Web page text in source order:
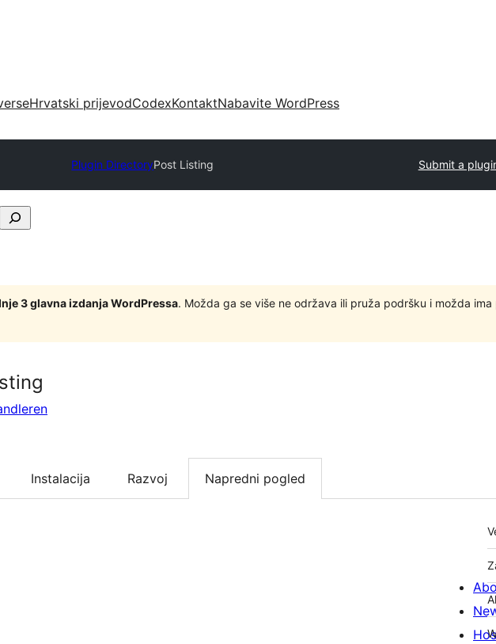
Hrvatski prijevodCodexKontaktNabavite WordPress
Plugin DirectoryPost Listing Submit a
3 glavna izdanja WordPressa. Možda ga se više ne održava ili pruža podršku i možda
Instalacija Razvoj Napredni pogled